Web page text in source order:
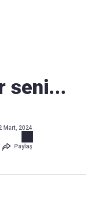
seni...
Mart, 2024
Paylaş